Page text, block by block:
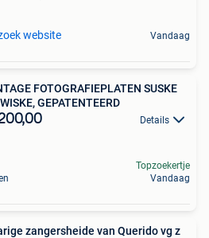
website Vandaag
FOTOGRAFIEPLATEN SUSKE
GEPATENTEERD
Details
Topzoekertje
Vandaag
zangersheide van Querido vg z